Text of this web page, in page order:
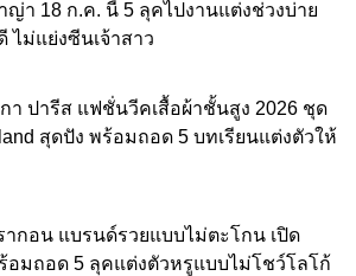
า 18 ก.ค. นี้ 5 ลุคไปงานแต่งช่วงบ่าย
ไม่แย่งซีนเจ้าสาว
า ปารีส แฟชั่นวีคเสื้อผ้าชั้นสูง 2026 ชุด
สุดปัง พร้อมถอด 5 บทเรียนแต่งตัวให้
ากอน แบรนด์รวยแบบไม่ตะโกน เปิด
อมถอด 5 ลุคแต่งตัวหรูแบบไม่โชว์โลโก้